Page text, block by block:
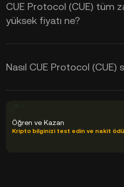
CUE Protocol (CUE) tüm
yüksek fiyatı ne?
Nasıl CUE Protocol (CUE)
Öğren ve Kazan
Kripto bilginizi test edin ve nakit